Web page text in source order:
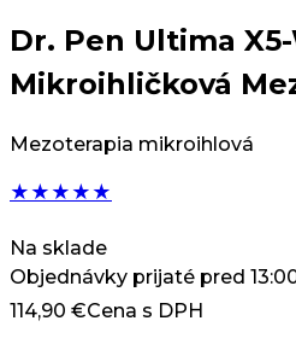
Dr. Pen Ultima
Mikroihličková
Mezoterapia mikroihlová
★ ★ ★ ★ ★
Na sklade
Objednávky prijaté pred
114,90 €Cena s DPH